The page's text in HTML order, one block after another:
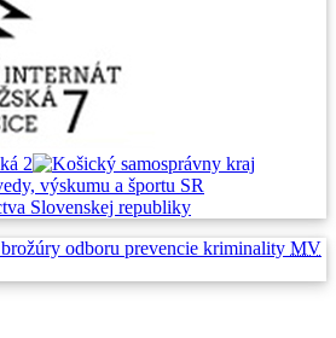
brožúry odboru prevencie kriminality MV